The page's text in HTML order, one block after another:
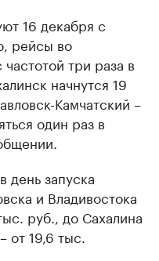
16 декабря с
рейсы во
три раза в
начнутся 19
Камчатский –
один раз в
запуска
и Владивостока
руб., до Сахалина
от 19,6 тыс.